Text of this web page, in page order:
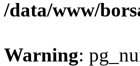
/data/www/
Warning: